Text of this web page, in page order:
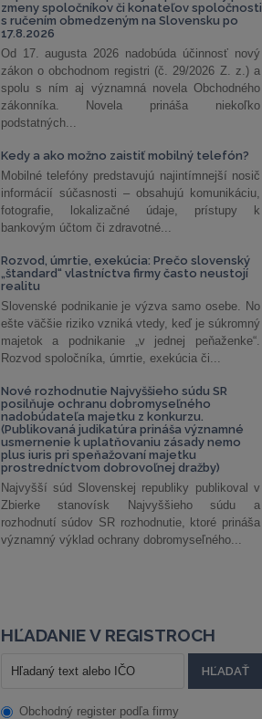
zmeny spoločníkov či konateľov spoločnosti
s ručením obmedzeným na Slovensku po
17.8.2026
Od 17. augusta 2026 nadobúda účinnosť nový
zákon o obchodnom registri (č. 29/2026 Z. z.) a
spolu s ním aj významná novela Obchodného
zákonníka. Novela prináša niekoľko
podstatných...
Kedy a ako možno zaistiť mobilný telefón?
Mobilné telefóny predstavujú najintímnejší nosič
informácií súčasnosti – obsahujú komunikáciu,
fotografie, lokalizačné údaje, prístupy k
bankovým účtom či zdravotné...
Rozvod, úmrtie, exekúcia: Prečo slovenský
„štandard“ vlastníctva firmy často neustojí
realitu
Slovenské podnikanie je výzva samo osebe. No
ešte väčšie riziko vzniká vtedy, keď je súkromný
majetok a podnikanie „v jednej peňaženke“.
Rozvod spoločníka, úmrtie, exekúcia či...
Nové rozhodnutie Najvyššieho súdu SR
posilňuje ochranu dobromyseľného
nadobúdateľa majetku z konkurzu.
(Publikovaná judikatúra prináša významné
usmernenie k uplatňovaniu zásady nemo
plus iuris pri speňažovaní majetku
prostredníctvom dobrovoľnej dražby)
Najvyšší súd Slovenskej republiky publikoval v
Zbierke stanovísk Najvyššieho súdu a
rozhodnutí súdov SR rozhodnutie, ktoré prináša
významný výklad ochrany dobromyseľného...
HĽADANIE V REGISTROCH
Obchodný register podľa firmy